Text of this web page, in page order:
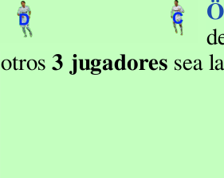
otros 3 jugadores sea